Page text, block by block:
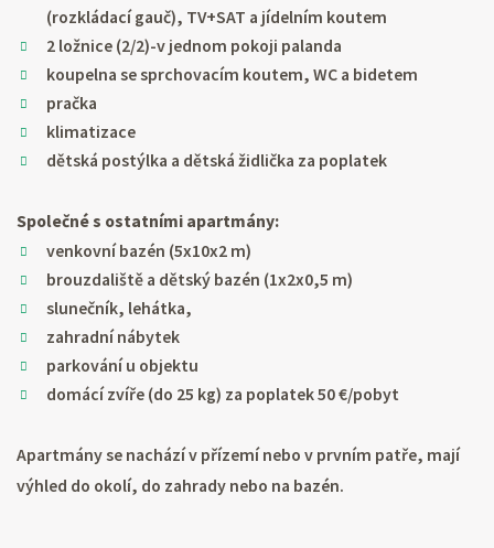
(rozkládací gauč), TV+SAT a jídelním koutem
2 ložnice (2/2)-v jednom pokoji palanda
koupelna se sprchovacím koutem, WC a bidetem
pračka
klimatizace
dětská postýlka a dětská židlička za poplatek
Společné s ostatními apartmány:
venkovní bazén (5x10x2 m)
brouzdaliště a dětský bazén (1x2x0,5 m)
slunečník, lehátka,
zahradní nábytek
parkování u objektu
domácí zvíře (do 25 kg) za poplatek 50 €/pobyt
Apartmány se nachází v přízemí nebo v prvním patře, mají
výhled do okolí, do zahrady nebo na bazén.